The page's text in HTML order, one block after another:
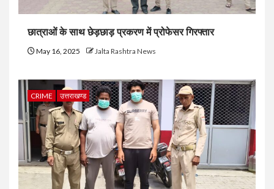
छात्राओं के साथ छेड़छाड़ प्रकरण में प्रोफेसर गिरफ्तार
May 16, 2025 Jalta Rashtra News
CRIME उत्तराखण्ड